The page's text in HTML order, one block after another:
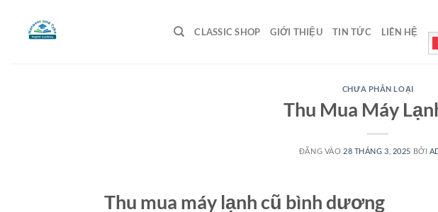
CLASSIC SHOP GIỚI THIỆU TIN TỨC LIÊN HỆ
CHƯA PHÂN LOẠI
Thu Mua Máy
ĐĂNG VÀO 28 THÁNG 3, 2025 BỞI
Thu mua máy lạnh cũ bình dương